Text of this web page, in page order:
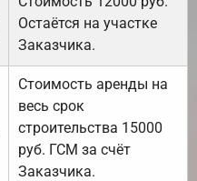
Остаётся на участке
Заказчика.
Стоимость аренды на
весь срок
строительства 15000
руб. ГСМ за счёт
Заказчика.